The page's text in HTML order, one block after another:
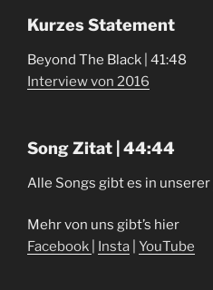
Kurzes Statement
Beyond The Black | 41:48
Interview von 2016
Song Zitat | 44:44
Alle Songs gibt es in unserer
Mehr von uns gibt’s hier
Facebook
Insta YouTube